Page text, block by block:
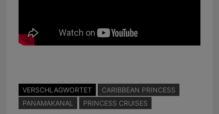
VERSCHLAGWORTET
CARIBBEAN PRINCESS
PANAMAKANAL
PRINCESS CRUISES